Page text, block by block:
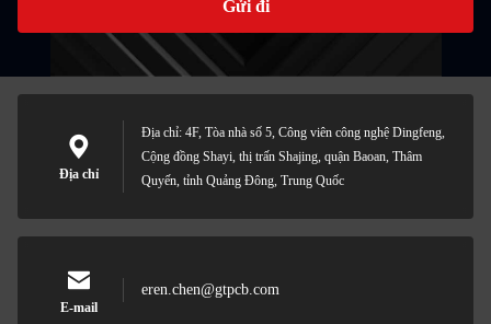
Gửi đi
Địa chỉ
Địa chỉ: 4F, Tòa nhà số 5, Công viên công nghệ Dingfeng,
Cộng đồng Shayi, thị trấn Shajing, quận Baoan, Thâm
Quyến, tỉnh Quảng Đông, Trung Quốc
E-mail
eren.chen@gtpcb.com